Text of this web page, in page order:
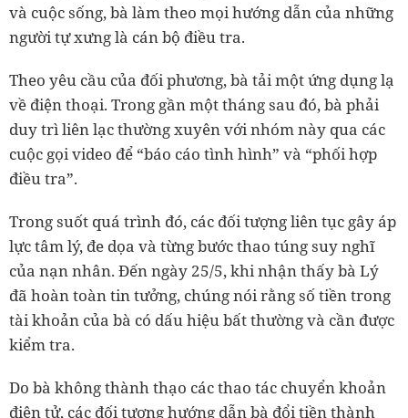
và cuộc sống, bà làm theo mọi hướng dẫn của những
người tự xưng là cán bộ điều tra.
Theo yêu cầu của đối phương, bà tải một ứng dụng lạ
về điện thoại. Trong gần một tháng sau đó, bà phải
duy trì liên lạc thường xuyên với nhóm này qua các
cuộc gọi video để “báo cáo tình hình” và “phối hợp
điều tra”.
Trong suốt quá trình đó, các đối tượng liên tục gây áp
lực tâm lý, đe dọa và từng bước thao túng suy nghĩ
của nạn nhân. Đến ngày 25/5, khi nhận thấy bà Lý
đã hoàn toàn tin tưởng, chúng nói rằng số tiền trong
tài khoản của bà có dấu hiệu bất thường và cần được
kiểm tra.
Do bà không thành thạo các thao tác chuyển khoản
điện tử, các đối tượng hướng dẫn bà đổi tiền thành